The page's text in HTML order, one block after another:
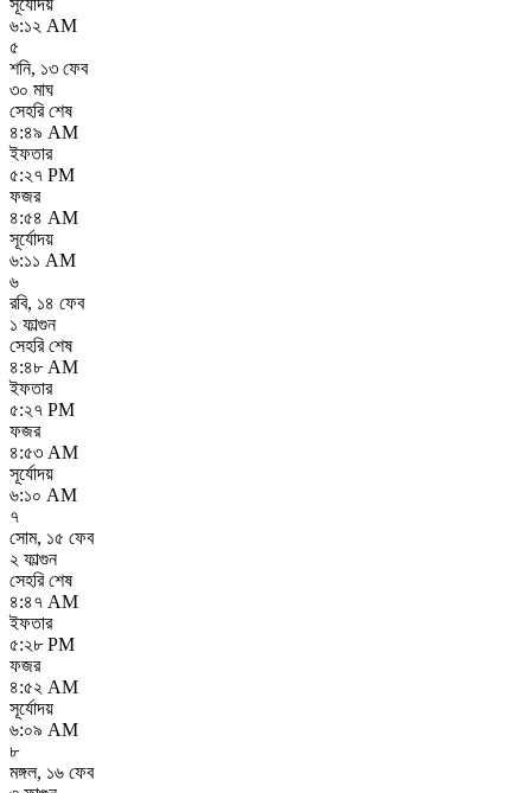
৬:১২ AM
৫
শনি, ১৩ ফেব
৩০ মাঘ
সেহরি শেষ
৪:৪৯ AM
ইফতার
৫:২৭ PM
ফজর
৪:৫৪ AM
সূর্যোদয়
৬:১১ AM
৬
রবি, ১৪ ফেব
১ ফাল্গুন
সেহরি শেষ
৪:৪৮ AM
ইফতার
৫:২৭ PM
ফজর
৪:৫৩ AM
সূর্যোদয়
৬:১০ AM
৭
সোম, ১৫ ফেব
২ ফাল্গুন
সেহরি শেষ
৪:৪৭ AM
ইফতার
৫:২৮ PM
ফজর
৪:৫২ AM
সূর্যোদয়
৬:০৯ AM
৮
মঙ্গল, ১৬ ফেব